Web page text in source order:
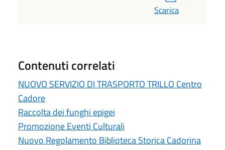
Scarica
Contenuti correlati
NUOVO SERVIZIO DI TRASPORTO TRILLO Centro
Cadore
Raccolta dei funghi epigei
Promozione Eventi Culturali
Nuovo Regolamento Biblioteca Storica Cadorina